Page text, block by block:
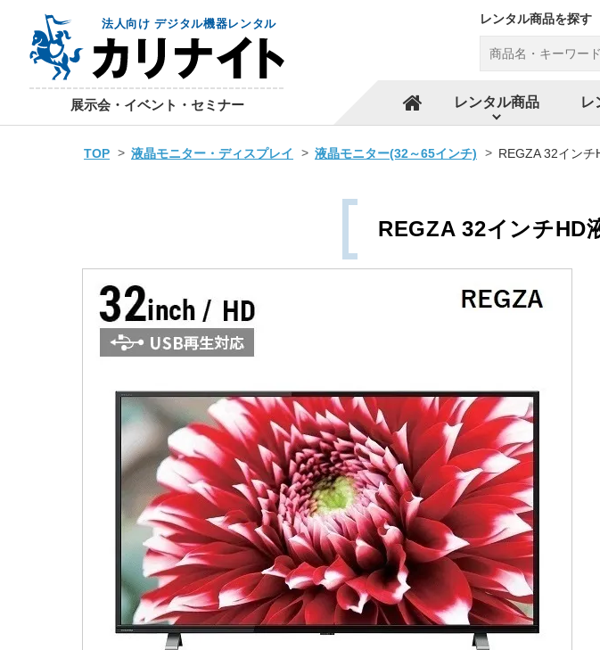
法人向け デジタル機器レンタル
展示会・イベント・セミナー
レンタル商品を探す
ホーム レンタル商品 レ
TOP 液晶モニター・ディスプレイ 液晶モニター(32～65インチ) REGZA 32インチ
REGZA 32インチHD